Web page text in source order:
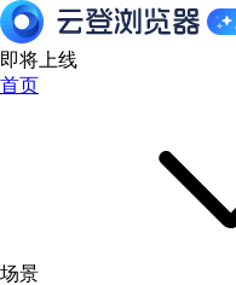
即将上线
首页
场景